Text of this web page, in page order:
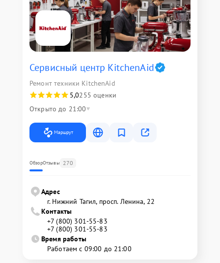
Сервисный центр KitchenAid
Ремонт техники KitchenAid
5,0255 оценки
Открыто до 21:00
Маршрут
ОбзорОтзывы 270
Адрес
г. Нижний Тагил, просп. Ленина, 22
Контакты
+7 (800) 301-55-83
+7 (800) 301-55-83
Время работы
Работаем с 09:00 до 21:00